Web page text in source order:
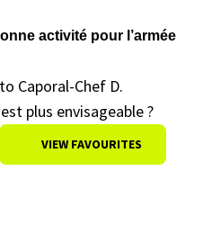
activité pour l’armée
Caporal-Chef D.
plus envisageable ?
VIEW FAVOURITES